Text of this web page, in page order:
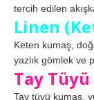
tercih edilen
Linen
Keten kumaş,
yazlık gömlek ve
Tay
Tay tüyü kumaş,